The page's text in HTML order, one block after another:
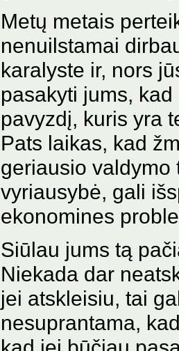
Metų metais
nenuilstamai
karalyste ir, nors
pasakyti jums,
pavyzdį, kuris yra
Pats laikas, kad
geriausio valdymo
vyriausybė, gali
ekonomines
Siūlau jums tą
Niekada dar
jei atskleisiu, tai
nesuprantama,